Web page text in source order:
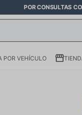
POR CONSULTAS
POR VEHÍCULO